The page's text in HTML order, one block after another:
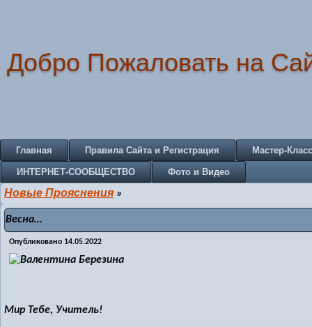
Добро Пожаловать на
Главная Правила Сайта и Регистрация Мастер-
ИНТЕРНЕТ-СООБЩЕСТВО Фото и Видео
Новые Прояснения »
Весна…
Опубликовано 14.05.2022
Мир Тебе, Учитель!